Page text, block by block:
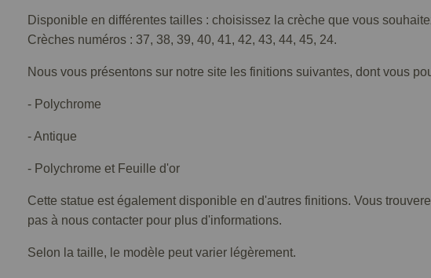
Disponible en différentes tailles : choisissez la crèche que vous
Crèches numéros : 37, 38, 39, 40, 41, 42, 43, 44, 45, 24.
Nous vous présentons sur notre site les finitions suivantes, dont vous
- Polychrome
- Antique
- Polychrome et Feuille d'or
Cette statue est également disponible en d'autres finitions. Vous
pas à nous contacter pour plus d'informations.
Selon la taille, le modèle peut varier légèrement.